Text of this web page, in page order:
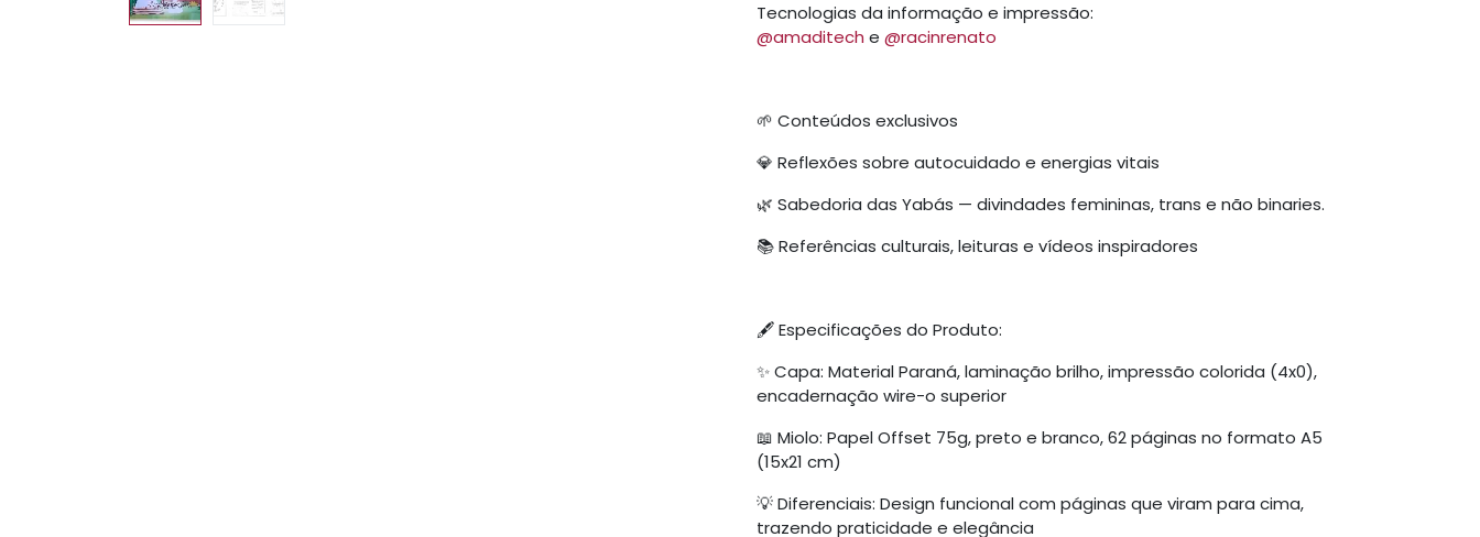
Tecnologias da informação e impressão:
@amaditech e @racinrenato
🌱 Conteúdos exclusivos
💎 Reflexões sobre autocuidado e energias vitais
🌿 Sabedoria das Yabás — divindades femininas, trans e não binaries.
📚 Referências culturais, leituras e vídeos inspiradores
🖋 Especificações do Produto:
✨ Capa: Material Paraná, laminação brilho, impressão colorida (4x0),
encadernação wire-o superior
📖 Miolo: Papel Offset 75g, preto e branco, 62 páginas no formato A5
(15x21 cm)
💡 Diferenciais: Design funcional com páginas que viram para cima,
trazendo praticidade e elegância